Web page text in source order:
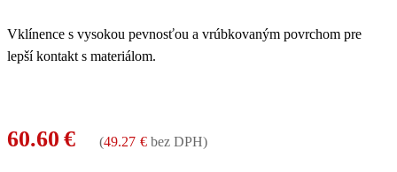
Vklínence s vysokou pevnosťou a vrúbkovaným povrchom pre
lepší kontakt s materiálom.
60.60 € (49.27 € bez DPH)